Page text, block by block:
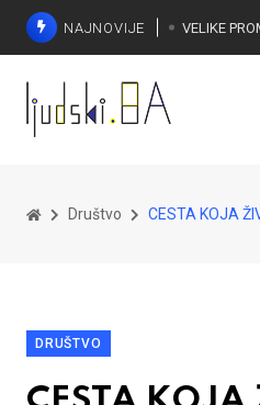
NAJNOVIJE
Društvo CESTA KOJA
DRUŠTVO